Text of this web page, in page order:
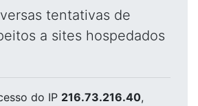
tentativas de
a sites hospedados
do IP 216.73.216.40,